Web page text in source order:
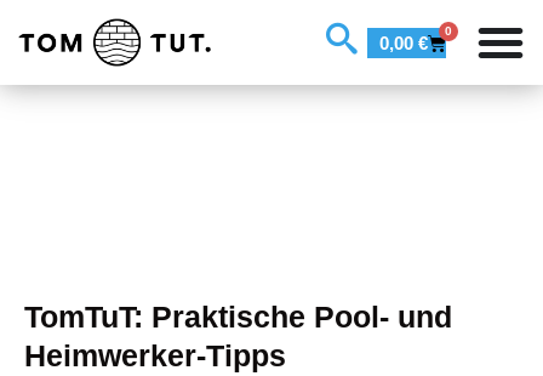
0,00 €
0
TomTuT: Praktische Pool- und
Heimwerker-Tipps